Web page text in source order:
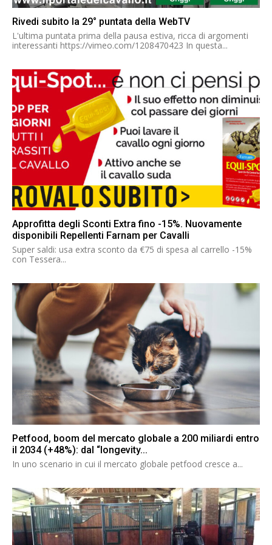
Rivedi subito la 29° puntata della WebTV
L'ultima puntata prima della pausa estiva, ricca di argomenti
interessanti https://vimeo.com/1208470423 In questa...
Approfitta degli Sconti Extra fino -15%. Nuovamente
disponibili Repellenti Farnam per Cavalli
Super saldi: usa extra sconto da €75 di spesa al carrello -15%
con Tessera...
Petfood, boom del mercato globale a 200 miliardi entro
il 2034 (+48%): dal “longevity...
In uno scenario in cui il mercato globale petfood cresce a...